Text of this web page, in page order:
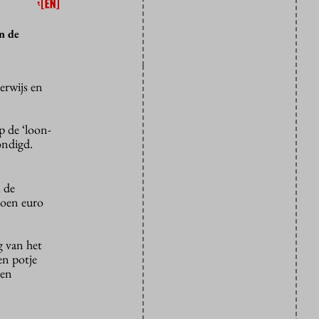
de
en
de ‘loon-
euro
van het
potje